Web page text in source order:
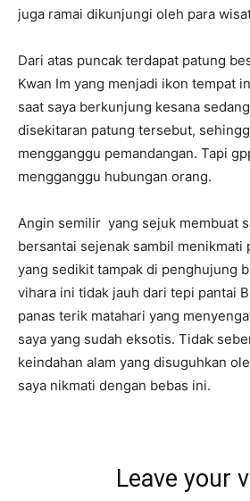
juga ramai dikunjungi oleh para
Dari atas puncak terdapat patung
Kwan Im yang menjadi ikon tempat
saat saya berkunjung kesana
disekitaran patung tersebut,
mengganggu pemandangan. Tapi
mengganggu hubungan orang.
Angin semilir yang sejuk membuat
bersantai sejenak sambil menikmati
yang sedikit tampak di penghujung
vihara ini tidak jauh dari tepi pantai
panas terik matahari yang
saya yang sudah eksotis. Tidak
keindahan alam yang disuguhkan
saya nikmati dengan bebas ini.
Leave your